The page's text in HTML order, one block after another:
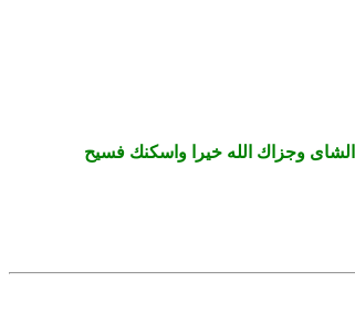
وجزاك الله خيرا واسكنك فسيح